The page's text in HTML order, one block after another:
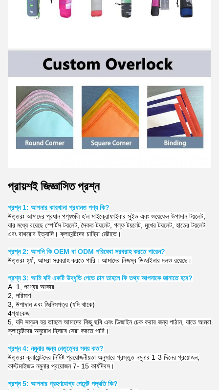
প্রায়শই জিজ্ঞাসিত প্রশ্ন
প্রশ্ন 1: আপনার কারখানা প্রধানত পণ্য কি?
উত্তরঃ আমাদের প্রধান পণ্যগুলি হ'ল মাইক্রোফাইবার সুইড এবং ওয়েফেল উপাদান টয়লেট,
যার মধ্যে রয়েছে স্পোর্টস টয়লেট, সৈকত টয়লেট, গল্ফ টয়লেট, মুখের টয়লেট, হাতের টয়লেট
এবং বাথরোব ইত্যাদি। ক্লায়েন্টদের চাহিদা মেটাতে।
প্রশ্ন 2: আপনি কি OEM বা ODM পরিষেবা সরবরাহ করতে পারেন?
উত্তরঃ হ্যাঁ, আমরা সরবরাহ করতে পারি। আমাদের নিজস্ব ডিজাইনার দলও রয়েছে।
প্রশ্ন 3: আমি যদি একটি উদ্ধৃতি পেতে চান তাহলে কি তথ্য আপনাকে জানাতে হবে?
A: 1, পণ্যের আকার
2, পরিমাণ
3, উপাদান এবং জিনিসপত্র (যদি থাকে)
4প্যাকেজ
5, যদি সম্ভব হয় তাহলে আমাদের কিছু ছবি এবং ডিজাইন চেক করার জন্য পাঠান, যাতে আমরা
ক্লায়েন্টদের অনুরোধ হিসাবে সেরা করতে পারি।
প্রশ্ন 4: নমুনার জন্য নেতৃত্বের সময় কত?
উত্তরঃ ক্লায়েন্টদের নির্দিষ্ট প্রয়োজনীয়তা অনুসারে প্রস্তুত নমুনার 1-3 দিনের প্রয়োজন,
কাস্টমাইজড নমুনার প্রয়োজন 7- 15 কার্যদিবস।
প্রশ্ন 5: আপনার গ্রহণযোগ্য পেমেন্ট পদ্ধতি কি?